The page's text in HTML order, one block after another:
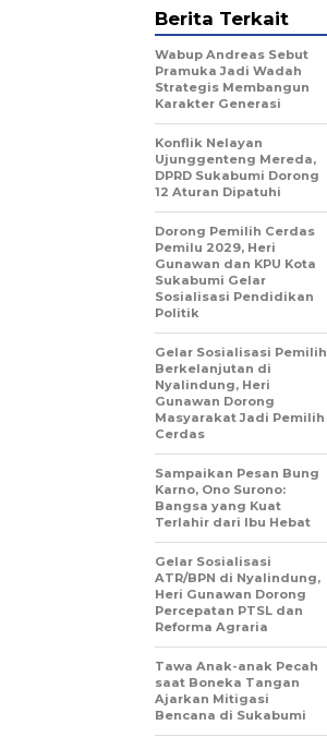
Berita Terkait
Wabup Andreas Sebut
Pramuka Jadi Wadah
Strategis Membangun
Karakter Generasi ‎
Konflik Nelayan
Ujunggenteng Mereda,
DPRD Sukabumi Dorong
12 Aturan Dipatuhi
Dorong Pemilih Cerdas
Pemilu 2029, Heri
Gunawan dan KPU Kota
Sukabumi Gelar
Sosialisasi Pendidikan
Politik
Gelar Sosialisasi Pemilih
Berkelanjutan di
Nyalindung, Heri
Gunawan Dorong
Masyarakat Jadi Pemilih
Cerdas
Sampaikan Pesan Bung
Karno, Ono Surono:
Bangsa yang Kuat
Terlahir dari Ibu Hebat
Gelar Sosialisasi
ATR/BPN di Nyalindung,
Heri Gunawan Dorong
Percepatan PTSL dan
Reforma Agraria
Tawa Anak-anak Pecah
saat Boneka Tangan
Ajarkan Mitigasi
Bencana di Sukabumi